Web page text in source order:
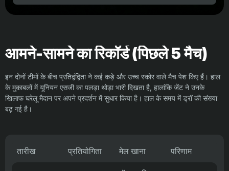
आमने-सामने का रिकॉर्ड (पिछले 5 मैच)
इन दोनों टीमों के बीच प्रतिद्वंद्विता ने कई कड़े और उच्च स्कोर वाले मैच पेश किए हैं। हाल
के मुकाबलों में यूनियन एसजी का पलड़ा थोड़ा भारी दिखता है, हालांकि जेंट ने उनके
खिलाफ घरेलू मैदान पर अपने प्रदर्शन में सुधार किया है। हाल के समय में ड्रॉ की संख्या
बढ़ गई है।
तारीख प्रतियोगिता मेल खाना परिणाम